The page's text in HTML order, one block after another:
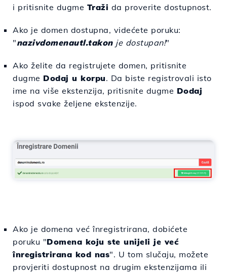
i pritisnite dugme Traži da proverite dostupnost.
Ako je domen dostupna, videćete poruku:
"nazivdomenautl.takonje dostupan!"
Ako želite da registrujete domen, pritisnite
dugme Dodaj u korpu. Da biste registrovali isto
ime na više ekstenzija, pritisnite dugme Dodaj
ispod svake željene ekstenzije.
Ako je domena već înregistrirana, dobićete
poruku "Domena koju ste unijeli je već
înregistrirana kod nas". U tom slučaju, možete
provjeriti dostupnost na drugim ekstenzijama ili